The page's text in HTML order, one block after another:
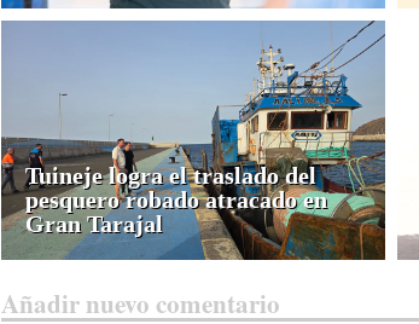
Tuineje logra el traslado del
pesquero robado atracado en
Gran Tarajal
Añadir nuevo comentario